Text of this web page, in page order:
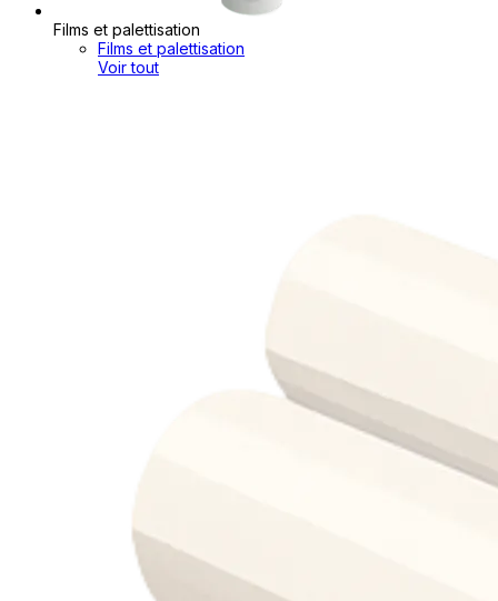
Films et palettisation
Films et palettisation
Voir tout